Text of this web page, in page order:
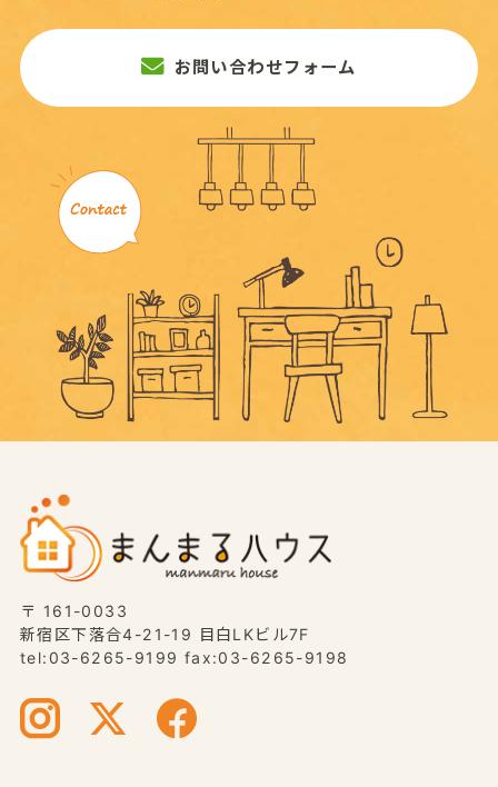
お問い合わせフォーム
〒 161-0033
新宿区下落合4-21-19 目白LKビル7F
tel:03-6265-9199 fax:03-6265-9198